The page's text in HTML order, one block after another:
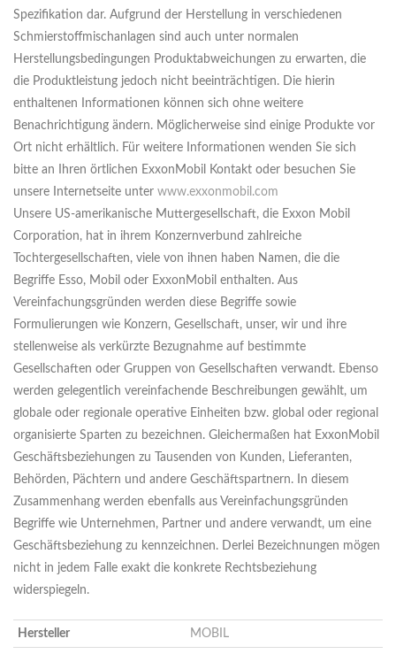
Spezifikation dar. Aufgrund der Herstellung in verschiedenen
Schmierstoffmischanlagen sind auch unter normalen
Herstellungsbedingungen Produktabweichungen zu erwarten, die
die Produktleistung jedoch nicht beeinträchtigen. Die hierin
enthaltenen Informationen können sich ohne weitere
Benachrichtigung ändern. Möglicherweise sind einige Produkte vor
Ort nicht erhältlich. Für weitere Informationen wenden Sie sich
bitte an Ihren örtlichen ExxonMobil Kontakt oder besuchen Sie
unsere Internetseite unter www.exxonmobil.com
Unsere US-amerikanische Muttergesellschaft, die Exxon Mobil
Corporation, hat in ihrem Konzernverbund zahlreiche
Tochtergesellschaften, viele von ihnen haben Namen, die die
Begriffe Esso, Mobil oder ExxonMobil enthalten. Aus
Vereinfachungsgründen werden diese Begriffe sowie
Formulierungen wie Konzern, Gesellschaft, unser, wir und ihre
stellenweise als verkürzte Bezugnahme auf bestimmte
Gesellschaften oder Gruppen von Gesellschaften verwandt. Ebenso
werden gelegentlich vereinfachende Beschreibungen gewählt, um
globale oder regionale operative Einheiten bzw. global oder regional
organisierte Sparten zu bezeichnen. Gleichermaßen hat ExxonMobil
Geschäftsbeziehungen zu Tausenden von Kunden, Lieferanten,
Behörden, Pächtern und andere Geschäftspartnern. In diesem
Zusammenhang werden ebenfalls aus Vereinfachungsgründen
Begriffe wie Unternehmen, Partner und andere verwandt, um eine
Geschäftsbeziehung zu kennzeichnen. Derlei Bezeichnungen mögen
nicht in jedem Falle exakt die konkrete Rechtsbeziehung
widerspiegeln.
Hersteller MOBIL